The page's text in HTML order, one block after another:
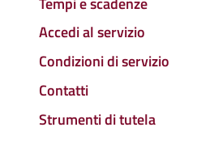
Accedi al servizio
Condizioni di servizio
Contatti
Strumenti di tutela